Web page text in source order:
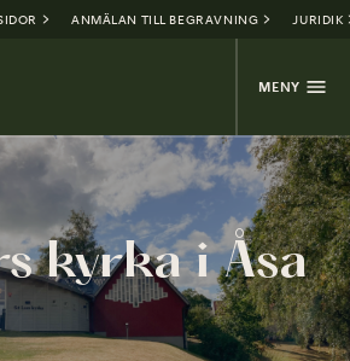
ANMÄLAN TILL BEGRAVNING JURIDIK
MENY
kyrka i Åsa